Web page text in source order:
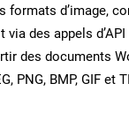
formats d’image,
des appels
des documents
PNG, BMP, GIF et